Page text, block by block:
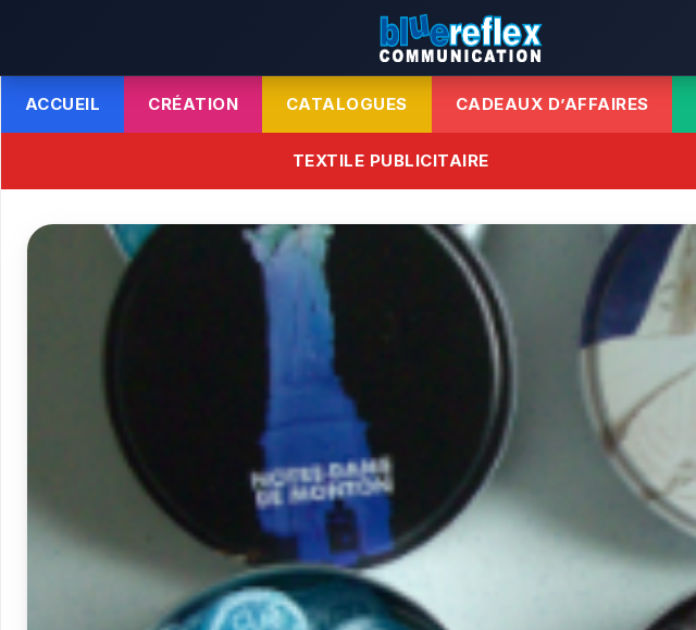
ACCUEIL CRÉATION CATALOGUES CADEAUX D’AFFAIRES
TEXTILE PUBLICITAIRE